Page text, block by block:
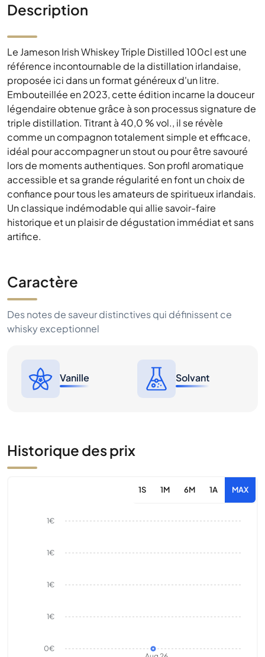
Description
Le Jameson Irish Whiskey Triple Distilled 100cl est une
référence incontournable de la distillation irlandaise,
proposée ici dans un format généreux d'un litre.
Embouteillée en 2023, cette édition incarne la douceur
légendaire obtenue grâce à son processus signature de
triple distillation. Titrant à 40,0 % vol., il se révèle
comme un compagnon totalement simple et efficace,
idéal pour accompagner un stout ou pour être savouré
lors de moments authentiques. Son profil aromatique
accessible et sa grande régularité en font un choix de
confiance pour tous les amateurs de spiritueux irlandais.
Un classique indémodable qui allie savoir-faire
historique et un plaisir de dégustation immédiat et sans
artifice.
Caractère
Des notes de saveur distinctives qui définissent ce
whisky exceptionnel
Vanille Solvant
Historique des prix
1S 1M 6M 1A MAX
0€
1€
1€
1€
1€